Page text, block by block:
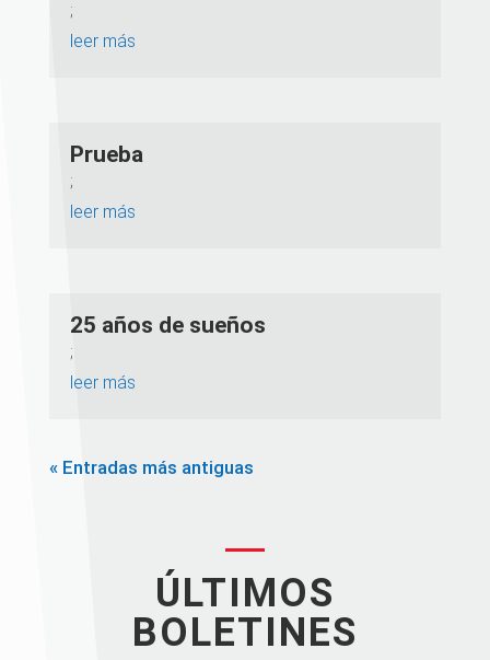
;
leer más
Prueba
;
leer más
25 años de sueños
;
leer más
« Entradas más antiguas
ÚLTIMOS
BOLETINES